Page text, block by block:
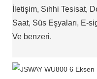
İletişim, Sıhhi Tesisat,
Saat, Süs Eşyaları, E-
Ve benzeri.